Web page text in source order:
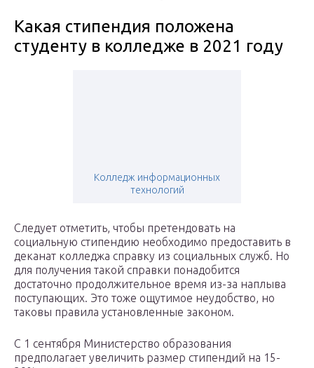
Какая стипендия положена
студенту в колледже в 2021 году
Колледж информационных
технологий
Следует отметить, чтобы претендовать на
социальную стипендию необходимо предоставить в
деканат колледжа справку из социальных служб. Но
для получения такой справки понадобится
достаточно продолжительное время из-за наплыва
поступающих. Это тоже ощутимое неудобство, но
таковы правила установленные законом.
С 1 сентября Министерство образования
предполагает увеличить размер стипендий на 15-